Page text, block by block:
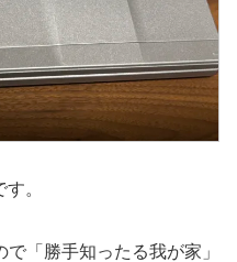
。
「勝手知ったる我が家」